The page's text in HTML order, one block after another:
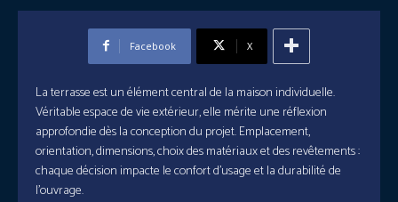
Facebook X
La terrasse est un élément central de la maison individuelle.
Véritable espace de vie extérieur, elle mérite une réflexion
approfondie dès la conception du projet. Emplacement,
orientation, dimensions, choix des matériaux et des revêtements :
chaque décision impacte le confort d’usage et la durabilité de
l’ouvrage.